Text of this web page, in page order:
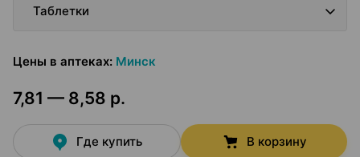
Таблетки
Цены в аптеках: Минск
7,81 — 8,58 р.
Где купить В корзину